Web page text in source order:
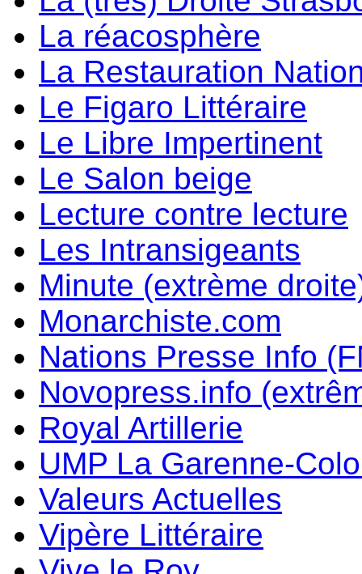
La réacosphère
La Restauration
Le Figaro Littéraire
Le Libre Impertinent
Le Salon beige
Lecture contre lecture
Les Intransigeants
Minute (extrème
Monarchiste.com
Nations Presse Info
Novopress.info
Royal Artillerie
UMP La Garenne-
Valeurs Actuelles
Vipère Littéraire